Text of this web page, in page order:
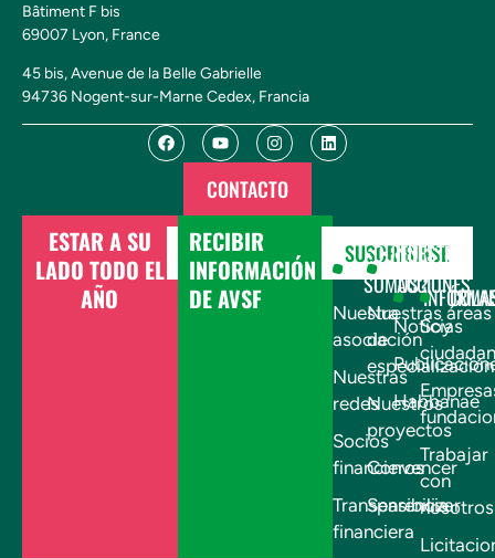
Bâtiment F bis
69007 Lyon, France
45 bis, Avenue de la Belle Gabrielle
94736 Nogent-sur-Marne Cedex, Francia
CONTACTO
ESTAR A SU
LADO TODO EL
AÑO
DONAR
RECIBIR
INFORMACIÓN
DE AVSF
SUSCRIBIRSE
¿QUIÉNES
SOMOS?
Nuestra
asociación
Nuestras
redes
Socios
financieros
Transparencia
financiera
NUESTRAS
ACCIONES
Nuestras áreas
de
especialización
Nuestros
proyectos
Convencer
Sensibilizar
Noticias
Habbanae
Soy
Trabajar
con
nosotros